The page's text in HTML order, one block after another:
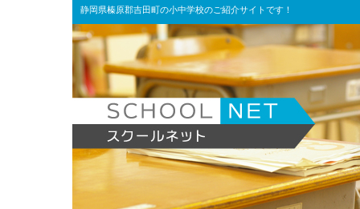
静岡県榛原郡吉田町の小中学校のご紹介サイトです！